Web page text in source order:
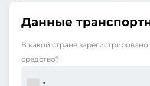
Данные
В какой стране
средство?